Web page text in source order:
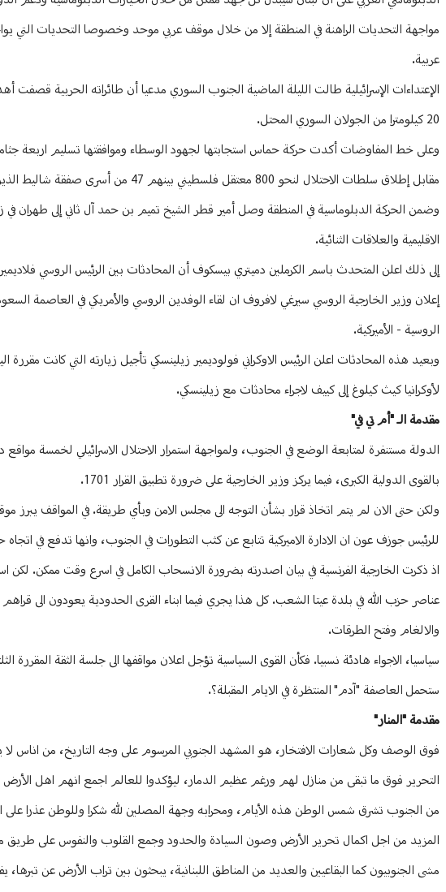
مواجهة التحديات الراهنة في المنطقة إلا من خلال موقف عربي موحد وخصوصا التحديات التي
عربية.
الإعتداءات الإسرائيلية طالت الليلة الماضية الجنوب السوري مدعيا أن طائراته الحربية
20 كيلومترا من الجولان السوري المحتل.
وعلى خط المفاوضات أكدت حركة حماس استجابتها لجهود الوسطاء وموافقتها تسليم اربعة
مقابل إطلاق سلطات الاحتلال لنحو 800 معتقل فلسطيني بينهم 47 من أسرى صفقة شاليط الذين جرى اعادة اعتقالهم ومئات من المعتقلين بعد السابع من اكتوبر.
وضمن الحركة الدبلوماسية في المنطقة وصل أمير قطر الشيخ تميم بن حمد آل ثاني إلى طهران في
الاقليمية والعلاقات الثنائية.
إلى ذلك اعلن المتحدث باسم الكرملين دميتري بيسكوف أن المحادثات بين الرئيس الروسي
إعلان وزير الخارجية الروسي سيرغي لافروف ان لقاء الوفدين الروسي والأمريكي في العاصمة
الروسية - الأميركية.
وبعيد هذه المحادثات اعلن الرئيس الاوكراني فولوديمير زيلينسكي تأجيل زيارته التي كانت
لأوكرانيا كيث كيلوغ إلى كييف لاجراء محادثات مع زيلينسكي.
مقدمة الـ "أم تي في"
الدولة مستنفرة لمتابعة الوضع في الجنوب، ولمواجهة استمرار الاحتلال الاسرائيلي لخمسة
بالقوى الدولية الكبرى، فيما يركز وزير الخارجية على ضرورة تطبيق القرار 1701.
ولكن حتى الان لم يتم اتخاذ قرار بشأن التوجه الى مجلس الامن وبأي طريقة. في المواقف يبرز
للرئيس جوزف عون ان الادارة الاميركية تتابع عن كثب التطورات في الجنوب، وانها تدفع في
اذ ذكرت الخارجية الفرنسية في بيان اصدرته بضرورة الانسحاب الكامل في اسرع وقت ممكن. لكن
عناصر حزب الله في بلدة عيتا الشعب. كل هذا يجري فيما ابناء القرى الحدودية يعودون الى
والالغام وفتح الطرقات.
سياسيا، الاجواء هادئة نسبيا. فكأن القوى السياسية تؤجل اعلان مواقفها الى جلسة الثقة
ستحمل العاصفة "آدم" المنتظرة في الايام المقبلة؟.
مقدمة "المنار"
فوق الوصف وكل شعارات الافتخار، هو المشهد الجنوبي المرسوم على وجه التاريخ، من اناس لا
التحرير فوق ما تبقى من منازل لهم ورغم عظيم الدمار، ليؤكدوا للعالم اجمع انهم اهل
من الجنوب تشرق شمس الوطن هذه الأيام، ومحرابه وجهة المصلين لله شكرا وللوطن عذرا
المزيد من اجل اكمال تحرير الأرض وصون السيادة والحدود وجمع القلوب والنفوس على طريق
مشى الجنوبيون كما البقاعيين والعديد من المناطق اللبنانية، يبحثون بين تراب الأرض عن